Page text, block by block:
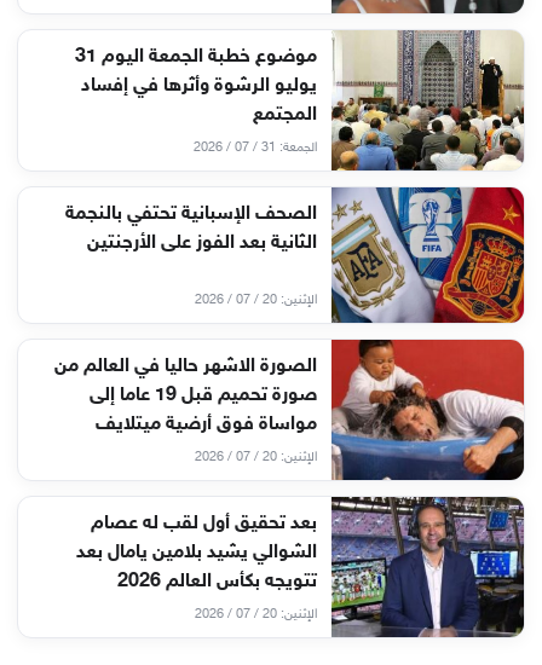
موضوع خطبة الجمعة اليوم 31
يوليو الرشوة وأثرها في إفساد
المجتمع
الجمعة: 31 / 07 / 2026
الصحف الإسبانية تحتفي بالنجمة
الثانية بعد الفوز على الأرجنتين
الإثنين: 20 / 07 / 2026
الصورة الاشهر حاليا في العالم من
صورة تحميم قبل 19 عاما إلى
مواساة فوق أرضية ميتلايف
الإثنين: 20 / 07 / 2026
بعد تحقيق أول لقب له عصام
الشوالي يشيد بلامين يامال بعد
تتويجه بكأس العالم 2026
الإثنين: 20 / 07 / 2026